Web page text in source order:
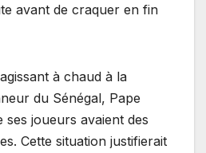
avant de craquer en fin
à chaud à la
du Sénégal, Pape
ses joueurs avaient des
Cette situation justifierait